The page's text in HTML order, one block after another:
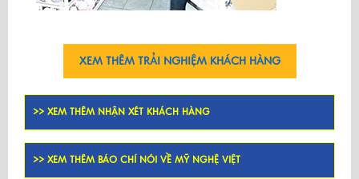
XEM THÊM TRẢI NGHIỆM KHÁCH HÀNG
>> XEM THÊM NHẬN XÉT KHÁCH HÀNG
>> XEM THÊM BÁO CHÍ NÓI VỀ MỸ NGHỆ VIỆT